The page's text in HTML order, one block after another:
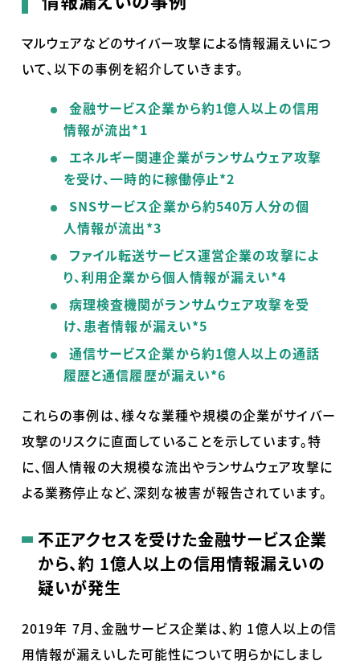
マルウェアなどのサイバー攻撃による情報漏えいにつ
いて、以下の事例を紹介していきます。
金融サービス企業から約1億人以上の信用
情報が流出*1
エネルギー関連企業がランサムウェア攻撃
を受け、一時的に稼働停止*2
SNSサービス企業から約540万人分の個
人情報が流出*3
ファイル転送サービス運営企業の攻撃によ
り、利用企業から個人情報が漏えい*4
病理検査機関がランサムウェア攻撃を受
け、患者情報が漏えい*5
通信サービス企業から約1億人以上の通話
履歴と通信履歴が漏えい*6
これらの事例は、様々な業種や規模の企業がサイバー
攻撃のリスクに直面していることを示しています。特
に、個人情報の大規模な流出やランサムウェア攻撃に
よる業務停止など、深刻な被害が報告されています。
不正アクセスを受けた金融サービス企業
から、約 1億人以上の信用情報漏えいの
疑いが発生
2019年 7月、金融サービス企業は、約 1億人以上の信
用情報が漏えいした可能性について明らかにしまし